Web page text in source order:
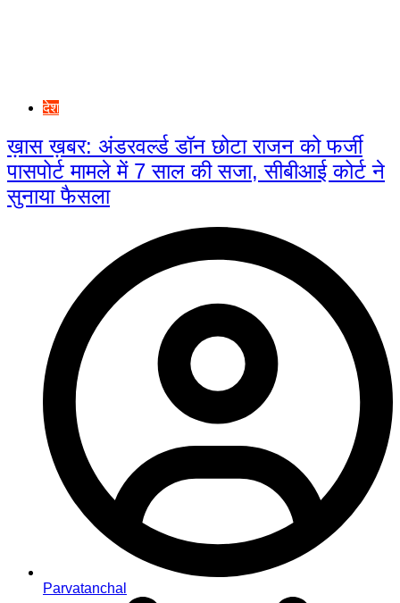
देश
ख़ास ख़बर: अंडरवर्ल्ड डॉन छोटा राजन को फर्जी
पासपोर्ट मामले में 7 साल की सजा, सीबीआई कोर्ट ने
सुनाया फैसला
Parvatanchal